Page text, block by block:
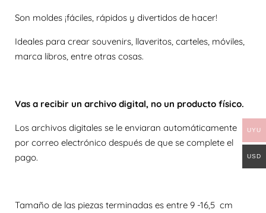
Son moldes ¡fáciles, rápidos y divertidos de hacer!
Ideales para crear souvenirs, llaveritos, carteles, móviles,
marca libros, entre otras cosas.
Vas a recibir un archivo digital, no un producto físico.
Los archivos digitales se le enviaran automáticamente
por correo electrónico después de que se complete el
pago.
Tamaño de las piezas terminadas es entre 9 -16,5 cm
UYU
USD